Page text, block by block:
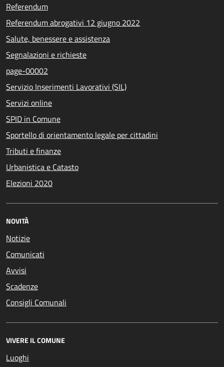
Referendum
Referendum abrogativi 12 giugno 2022
Salute, benessere e assistenza
Segnalazioni e richieste
page-00002
Servizio Inserimenti Lavorativi (SIL)
Servizi online
SPID in Comune
Sportello di orientamento legale per cittadini
Tributi e finanze
Urbanistica e Catasto
Elezioni 2020
NOVITÀ
Notizie
Comunicati
Avvisi
Scadenze
Consigli Comunali
VIVERE IL COMUNE
Luoghi